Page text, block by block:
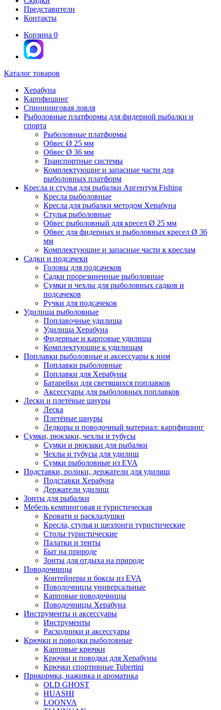
Представители
Контакты
Корзина 0
Каталог товаров
Херабуна
Карпфишинг
Спиннинговая ловля
Рыболовные платформы для фидерной рыбалки и
спорта
Рыболовные платформы
Обвес Ø 25 мм
Обвес Ø 36 мм
Транспортные системы
Комплектующие и запасные части для
рыболовных платформ
Кресла и стулья для рыбалки Аргентум Fishing
Кресла рыболовные
Кресла для рыбалки методом Херабуна
Стулья рыболовные
Обвес рыболовный для кресел Ø 25 мм
Обвес для фидерных и рыболовных кресел Ø 36
мм
Комплектующие и запасные части к креслам
Садки и подсачеки
Головы для подсачеков
Садки прорезиненные рыболовные
Сумки и чехлы для рыболовных садков и
подсачеков
Ручки для подсачеков
Удилища рыболовные
Поплавочные удилища
Удилища Херабуна
Фидерные и карповые удилища
Комплектующие к удилищам
Поплавки рыболовные и аксессуары к ним
Поплавки рыболовные
Поплавки для Херабуны
Батарейки для светящихся поплавков
Аксессуары для рыболовных поплавков
Лески и плетёные шнуры
Леска
Плетёные шнуры
Ледкоры и поводочный материал: карпфишинг
Сумки, рюкзаки, чехлы и тубусы
Сумки и рюкзаки для рыбалки
Чехлы и тубусы для удилищ
Сумки рыболовные из EVA
Подставки, ролики, держатели для удилищ
Подставки Херабуна
Держатели удилищ
Зонты для рыбалки
Мебель кемпинговая и туристическая
Кровати и раскладушки
Кресла, стулья и шезлонги туристические
Столы туристические
Палатки и тенты
Быт на природе
Зонты для отдыха на природе
Поводочницы
Контейнеры и боксы из EVA
Поводочницы универсальные
Карповые поводочницы
Поводочницы Херабуна
Инструменты и аксессуары
Инструменты
Расходники и аксессуары
Крючки и поводки рыболовные
Карповые крючки
Крючки и поводки для Херабуны
Крючки спортивные Tubertini
Прикормка, наживка и ароматика
OLD GHOST
HUASHI
LOONVA